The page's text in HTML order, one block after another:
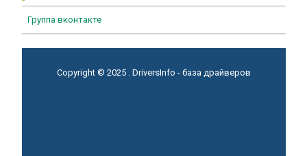
Группа вконтакте
Copyright © 2025 . DriversInfo - база драйверов